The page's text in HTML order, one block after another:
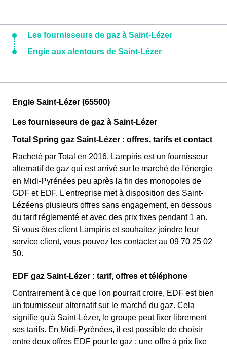
Les fournisseurs de gaz à Saint-Lézer
Engie aux alentours de Saint-Lézer
Engie Saint-Lézer (65500)
Les fournisseurs de gaz à Saint-Lézer
Total Spring gaz Saint-Lézer : offres, tarifs et contact
Racheté par Total en 2016, Lampiris est un fournisseur
alternatif de gaz qui est arrivé sur le marché de l'énergie
en Midi-Pyrénées peu après la fin des monopoles de
GDF et EDF. L'entreprise met à disposition des Saint-
Lézéens plusieurs offres sans engagement, en dessous
du tarif réglementé et avec des prix fixes pendant 1 an.
Si vous êtes client Lampiris et souhaitez joindre leur
service client, vous pouvez les contacter au 09 70 25 02
50.
EDF gaz Saint-Lézer : tarif, offres et téléphone
Contrairement à ce que l'on pourrait croire, EDF est bien
un fournisseur alternatif sur le marché du gaz. Cela
signifie qu'à Saint-Lézer, le groupe peut fixer librement
ses tarifs. En Midi-Pyrénées, il est possible de choisir
entre deux offres EDF pour le gaz : une offre à prix fixe